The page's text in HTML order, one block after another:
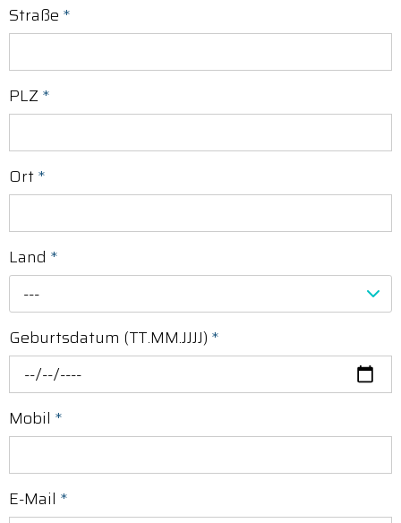
Straße *
PLZ*
Ort*
Land *
---
Geburtsdatum (TT.MM.JJJJ) *
Mobil *
E-Mail *